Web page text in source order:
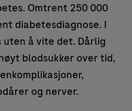
Omtrent 250 000
diabetesdiagnose. I
å vite det. Dårlig
blodsukker over tid,
og nerver.